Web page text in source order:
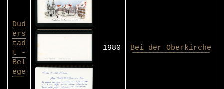
Dud
ers
tad
t -
Bel
ege
1980 Bei der Oberkirche